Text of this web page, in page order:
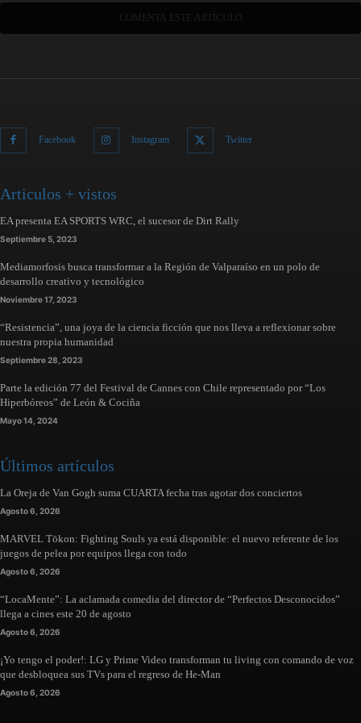
Facebook Instagram Twitter
Articulos + vistos
EA presenta EA SPORTS WRC, el sucesor de Dirt Rally
Septiembre 5, 2023
Mediamorfosis busca transformar a la Región de Valparaíso en un polo de
desarrollo creativo y tecnológico
Noviembre 17, 2023
“Resistencia”, una joya de la ciencia ficción que nos lleva a reflexionar sobre
nuestra propia humanidad
Septiembre 28, 2023
Parte la edición 77 del Festival de Cannes con Chile representado por “Los
Hiperbóreos” de León & Cociña
Mayo 14, 2024
Últimos artículos
La Oreja de Van Gogh suma CUARTA fecha tras agotar dos conciertos
Agosto 6, 2026
MARVEL Tōkon: Fighting Souls ya está disponible: el nuevo referente de los
juegos de pelea por equipos llega con todo
Agosto 6, 2026
“LocaMente”: La aclamada comedia del director de “Perfectos Desconocidos”
llega a cines este 20 de agosto
Agosto 6, 2026
¡Yo tengo el poder!: LG y Prime Video transforman tu living con comando de voz
que desbloquea sus TVs para el regreso de He-Man
Agosto 6, 2026